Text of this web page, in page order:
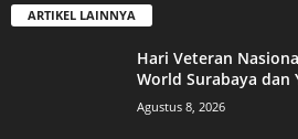
ARTIKEL LAINNYA
Hari Veteran
World Surabaya dan
Agustus 8, 2026